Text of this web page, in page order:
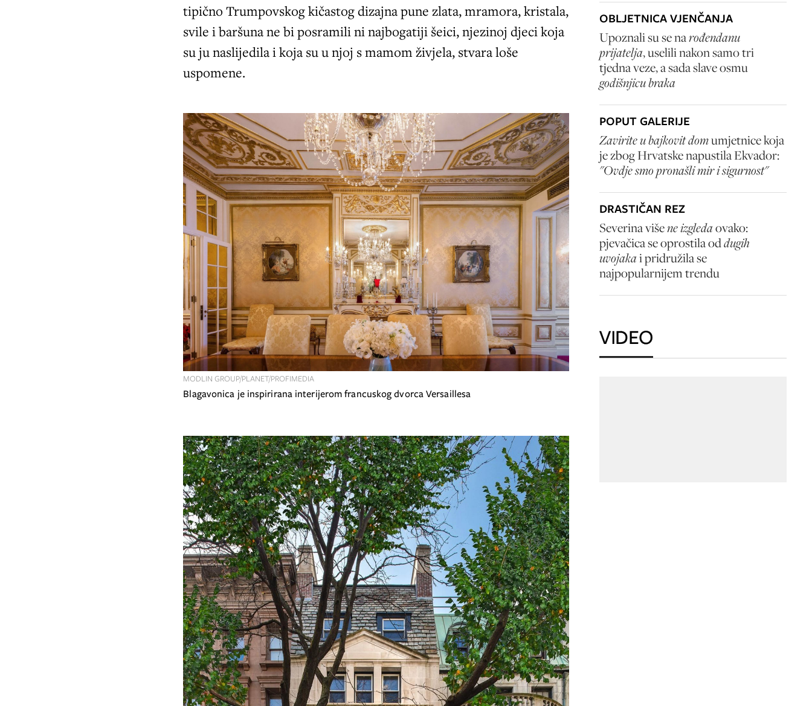
tipično Trumpovskog kičastog dizajna pune zlata, mramora, kristala,
svile i baršuna ne bi posramili ni najbogatiji šeici, njezinoj djeci koja
su ju naslijedila i koja su u njoj s mamom živjela, stvara loše
uspomene.
Blagavonica je inspirirana interijerom francuskog dvorca Versaillesa
MODLIN GROUP/PLANET/PROFIMEDIA
OBLJETNICA VJENČANJA
Upoznali su se narođendanu
prijatelja, uselili nakon samo tri
tjedna veze, a sada slave osmu
godišnjicu braka
POPUT GALERIJE
Zavirite u bajkovit domumjetnice koja
je zbog Hrvatske napustila Ekvador:
"Ovdje smo pronašli mir i sigurnost"
DRASTIČAN REZ
Severina višene izgledaovako:
pjevačica se oprostila oddugih
uvojakai pridružila se
najpopularnijem trendu
VIDEO